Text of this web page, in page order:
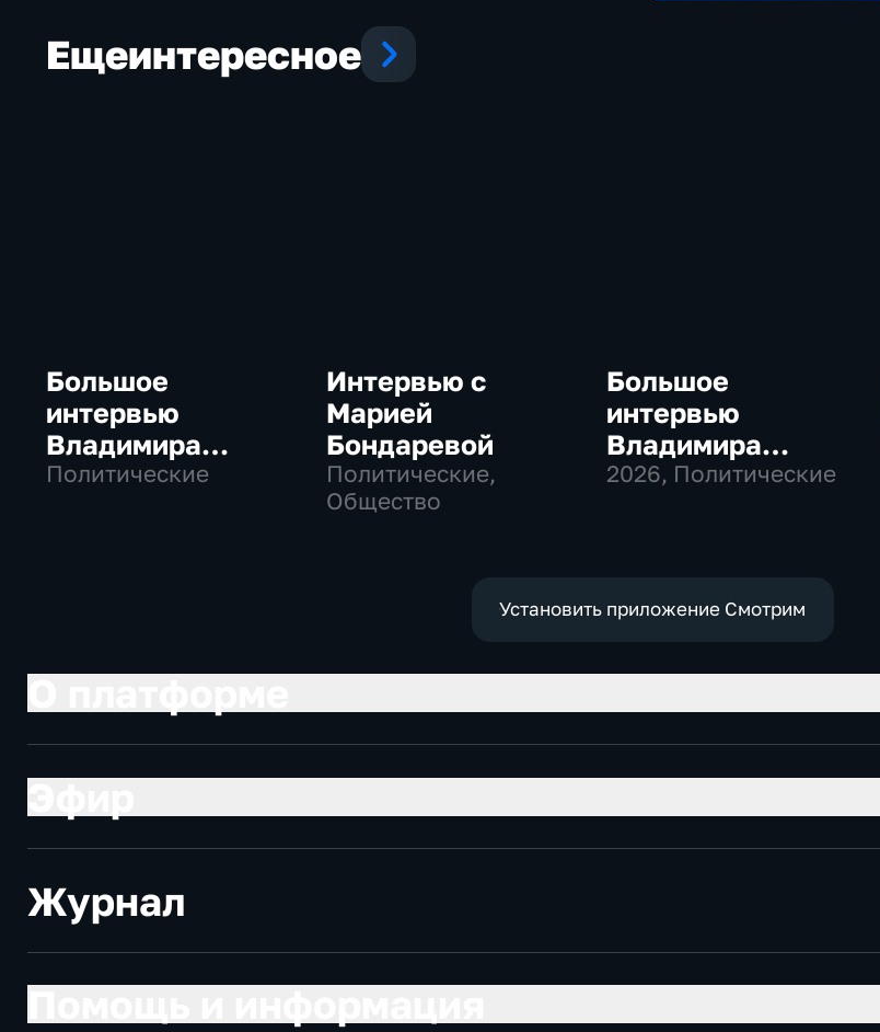
Ещеинтересное
Большое
интервью
Владимира
Путина Сергею
Политические
Интервью с
Марией
Бондаревой
Политические,
Общество
Большое
интервью
Владимира
Соловьева
2026, Политические
Установить приложение Смотрим
Журнал